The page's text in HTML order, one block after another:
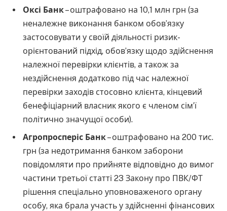
Оксі Банк– оштрафовано на 10,1 млн грн (за
неналежне виконання банком обов’язку
застосовувати у своїй діяльності ризик-
орієнтований підхід, обов’язку щодо здійснення
належної перевірки клієнтів, а також за
нездійснення додатково під час належної
перевірки заходів стосовно клієнта, кінцевий
бенефіціарний власник якого є членом сім’ї
політично значущої особи).
Агропросперіс Банк– оштрафовано на 200 тис.
грн (за недотримання банком заборони
повідомляти про прийняте відповідно до вимог
частини третьої статті 23 Закону про ПВК/ФТ
рішення спеціально уповноваженого органу
особу, яка брала участь у здійсненні фінансових